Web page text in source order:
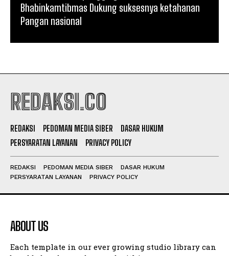
Bhabinkamtibmas Dukung suksesnya ketahanan
Pangan nasional
REDAKSI.CO
REDAKSI PEDOMAN MEDIA SIBER
DASAR HUKUM
PERSYARATAN LAYANAN
PRIVACY POLICY
REDAKSI PEDOMAN MEDIA SIBER
DASAR HUKUM
PERSYARATAN LAYANAN
PRIVACY POLICY
ABOUT US
Each template in our ever growing studio library can